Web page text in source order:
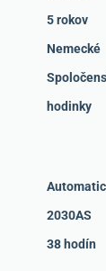
5 rokov
Nemecké
hodinky
2030AS
38 hodín